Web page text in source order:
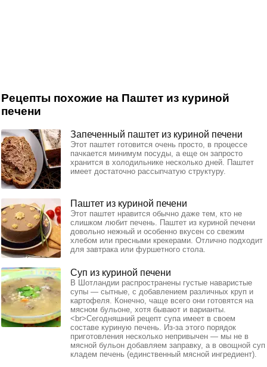
Рецепты похожие на Паштет из куриной
печени
Запеченный паштет из куриной печени
Этот паштет готовится очень просто, в процессе
пачкается минимум посуды, а еще он запросто
хранится в холодильнике несколько дней. Паштет
имеет достаточно рассыпчатую структуру.
Паштет из куриной печени
Этот паштет нравится обычно даже тем, кто не
слишком любит печень. Паштет из куриной печени
довольно нежный и особенно вкусен со свежим
хлебом или пресными крекерами. Отлично подходит
для завтрака или фуршетного стола.
Суп из куриной печени
В Шотландии распространены густые наваристые
супы — сытные, с добавлением различных круп и
картофеля. Конечно, чаще всего они готовятся на
мясном бульоне, хотя бывают и варианты.
<br>Сегодняшний рецепт супа имеет в своем
составе куриную печень. Из-за этого порядок
приготовления несколько непривычен — мы не в
мясной бульон добавляем заправку, а в овощной суп
кладем печень (единственный мясной ингредиент).